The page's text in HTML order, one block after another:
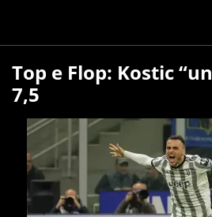
Top e Flop: Kostic
7,5